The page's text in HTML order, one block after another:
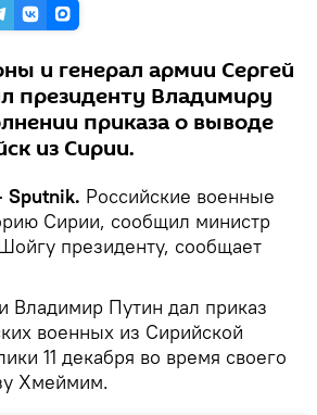
и генерал армии Сергей
президенту Владимиру
приказа о выводе
из Сирии.
Sputnik. Российские военные
Сирии, сообщил министр
президенту, сообщает
Владимир Путин дал приказ
военных из Сирийской
11 декабря во время своего
Хмеймим.